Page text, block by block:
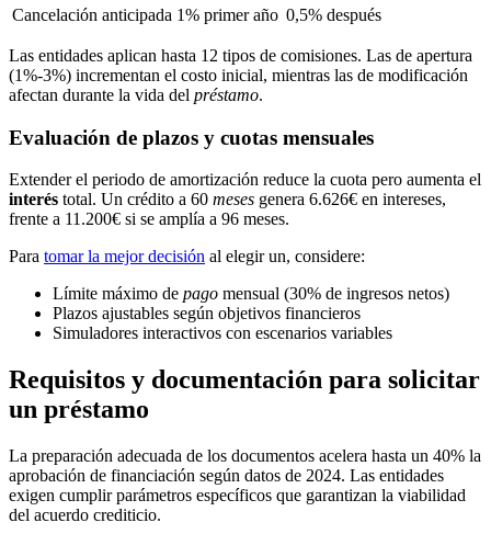
Cancelación anticipada 1% primer año 0,5% después
Las entidades aplican hasta 12 tipos de comisiones. Las de apertura
(1%-3%) incrementan el costo inicial, mientras las de modificación
afectan durante la vida del préstamo.
Evaluación de plazos y cuotas mensuales
Extender el periodo de amortización reduce la cuota pero aumenta el
interés total. Un crédito a 60 meses genera 6.626€ en intereses,
frente a 11.200€ si se amplía a 96 meses.
Para tomar la mejor decisión al elegir un, considere:
Límite máximo de pago mensual (30% de ingresos netos)
Plazos ajustables según objetivos financieros
Simuladores interactivos con escenarios variables
Requisitos y documentación para solicitar
un préstamo
La preparación adecuada de los documentos acelera hasta un 40% la
aprobación de financiación según datos de 2024. Las entidades
exigen cumplir parámetros específicos que garantizan la viabilidad
del acuerdo crediticio.